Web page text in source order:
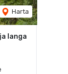
Harta
langa